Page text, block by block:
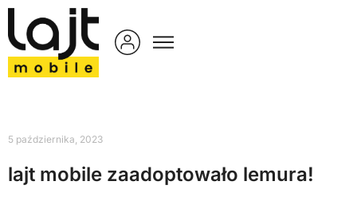
5 października, 2023
lajt mobile zaadoptowało lemura!